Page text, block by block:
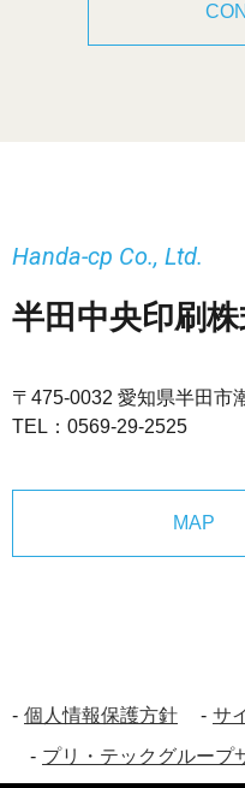
半田中央印刷
Handa-cp Co., Ltd.
〒475-0032 愛知県半田市
TEL： 0569-29-2525
MAP
個人情報保護方針 サ
プリ・テックグループ